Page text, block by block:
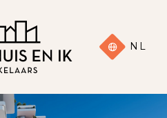
NL